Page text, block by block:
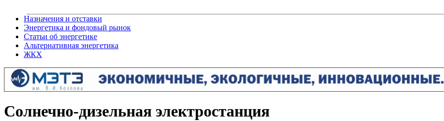
Назначения и отставки
Энергетика и фондовый рынок
Статьи об энергетике
Альтернативная энергетика
ЖКХ
Солнечно-дизельная электростанция